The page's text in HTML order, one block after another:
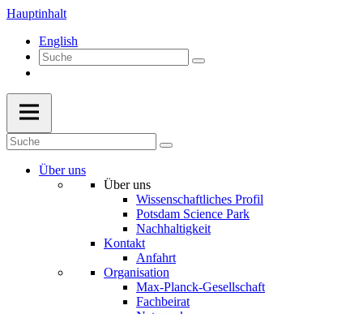
Hauptinhalt
English
Über uns
Über uns
Wissenschaftliches Profil
Potsdam Science Park
Nachhaltigkeit
Kontakt
Anfahrt
Organisation
Max-Planck-Gesellschaft
Fachbeirat